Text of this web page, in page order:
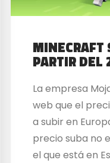
MINECRAFT
PARTIR DEL
La empresa
web que el
a subir en
precio suba no
el que está en